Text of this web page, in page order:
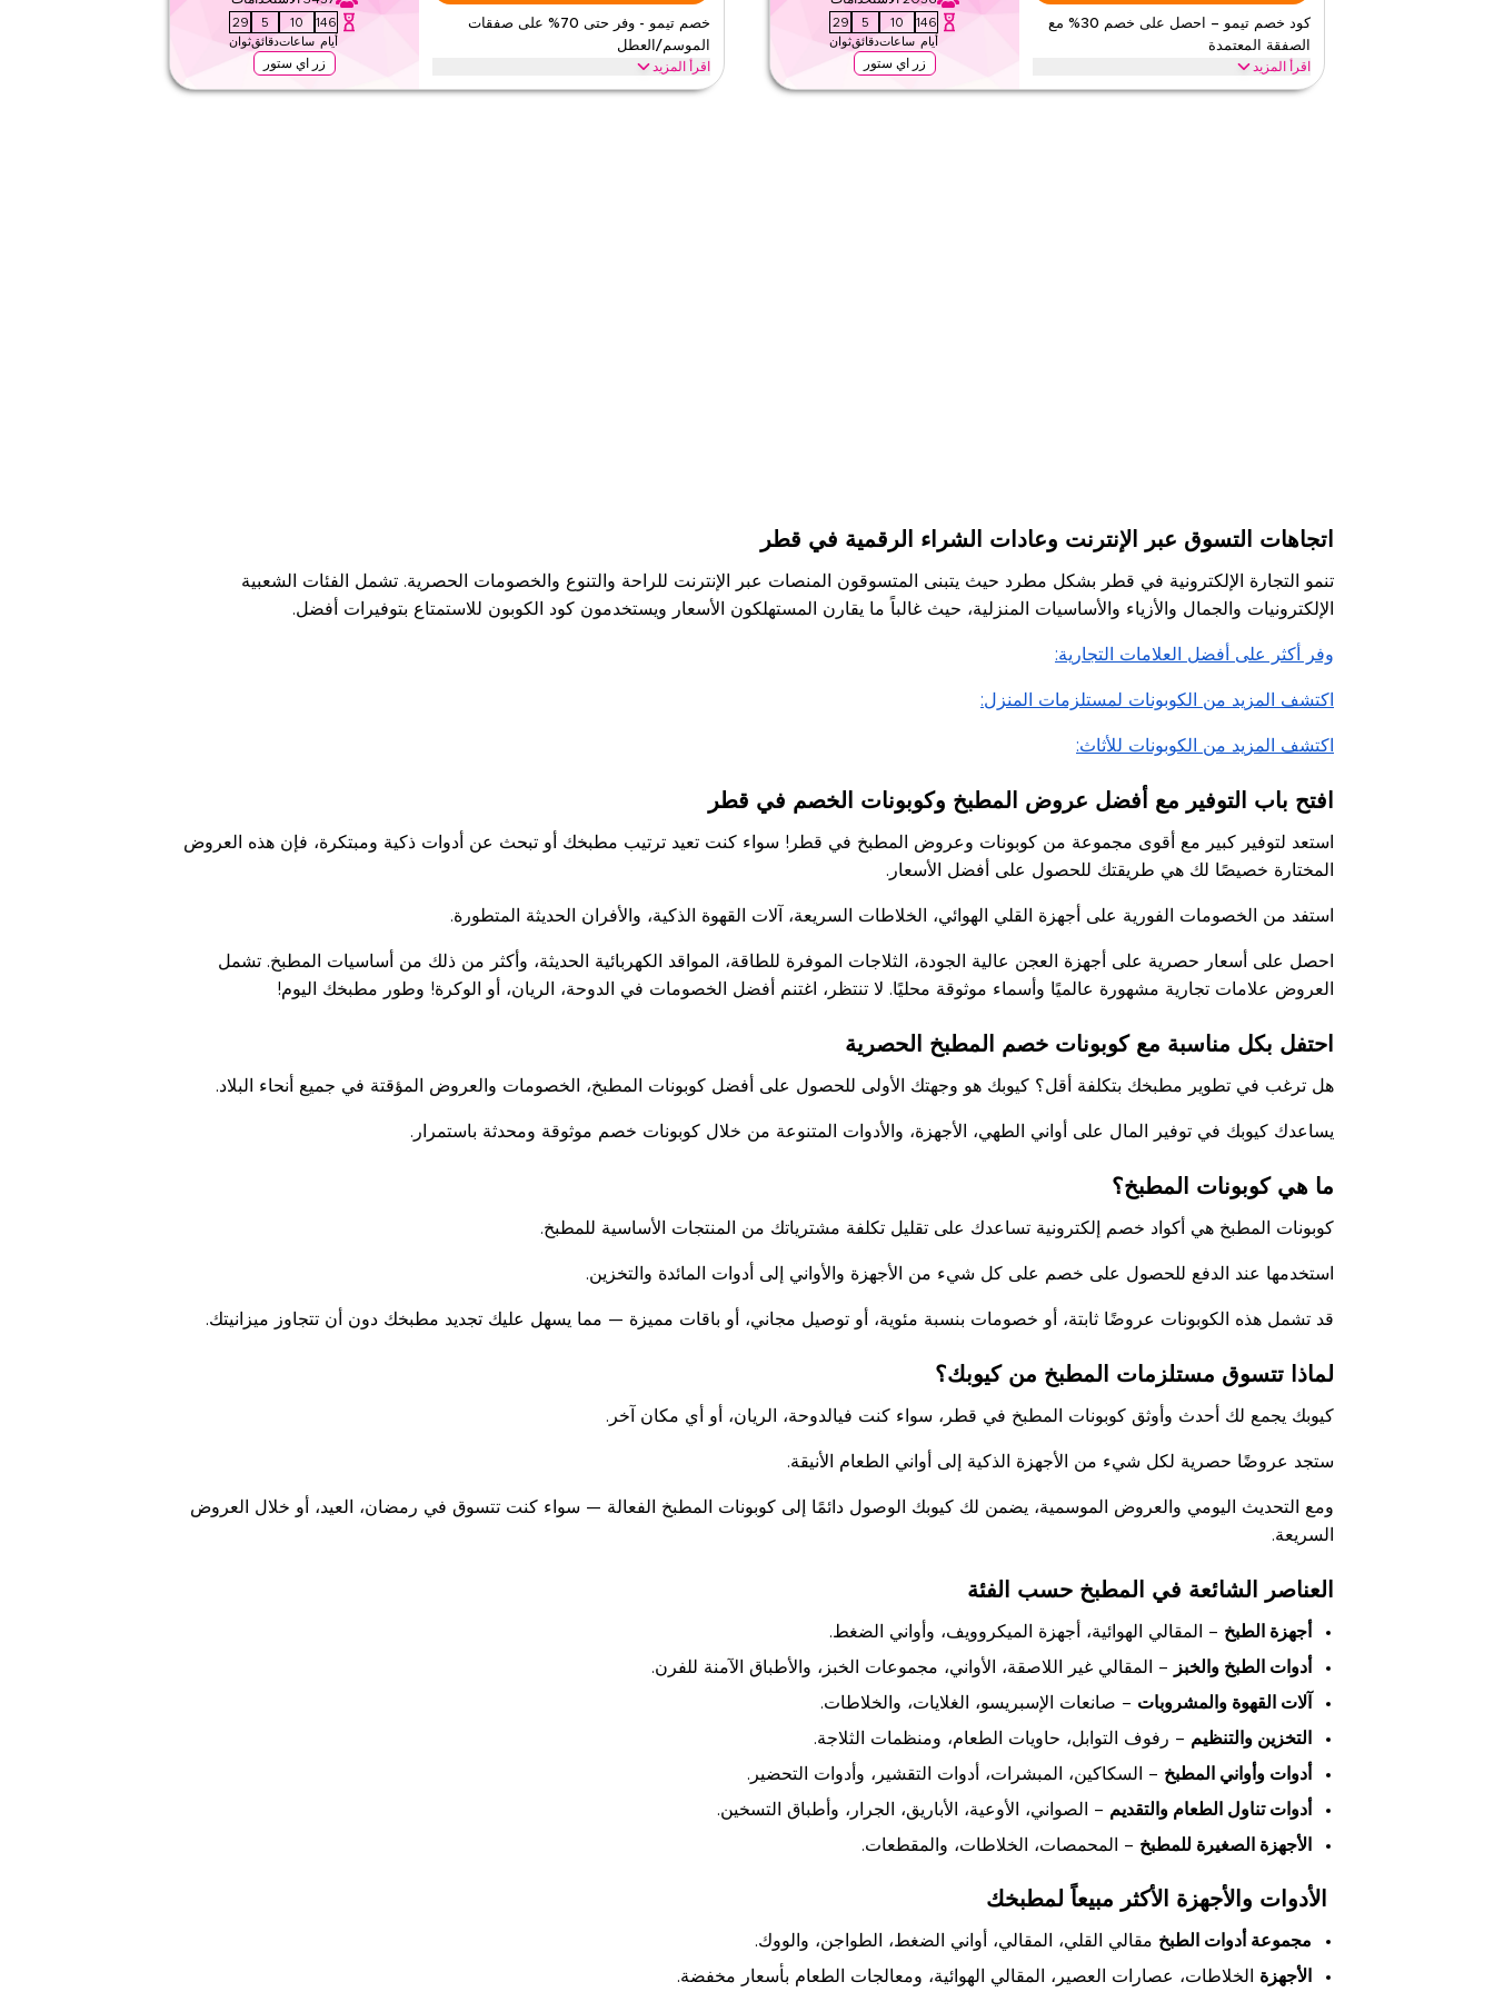
٤٫٥١ ٤٫٦٩
كود خصم تيمو – احصل على خصم 30% مع
الصفقة المعتمدة
اقرأ المزيد
146
أيام
10
ساعات
5
دقائق
28
ثوان
زر اي ستور
احصل على خصم 30% على جميع العناصر مع عرض تيمو المعتمد هذا. طبق عند الدفع للحصول على
خصم تيمو - وفر حتى 70% على صفقات
الموسم/العطل
اقرأ المزيد
146
أيام
10
ساعات
5
دقائق
28
ثوان
زر اي ستور
وفر حتى 70% مع كود كوبون تيمو هذا خلال المواسم الاحتفالية، بما في ذلك رمضان، العيد، الجمعة
اتجاهات التسوق عبر الإنترنت وعادات الشراء الرقمية في قطر
تنمو التجارة الإلكترونية في قطر بشكل مطرد حيث يتبنى المتسوقون المنصات عبر الإنترنت للراحة والتنوع والخصومات الحصرية. تشمل الفئات الشعبية
الإلكترونيات والجمال والأزياء والأساسيات المنزلية، حيث غالباً ما يقارن المستهلكون الأسعار ويستخدمون كود الكوبون للاستمتاع بتوفيرات أفضل.
وفر أكثر على أفضل العلامات التجارية:
اكتشف المزيد من الكوبونات لمستلزمات المنزل:
اكتشف المزيد من الكوبونات للأثاث:
افتح باب التوفير مع أفضل عروض المطبخ وكوبونات الخصم في قطر
استعد لتوفير كبير مع أقوى مجموعة من كوبونات وعروض المطبخ في قطر! سواء كنت تعيد ترتيب مطبخك أو تبحث عن أدوات ذكية ومبتكرة، فإن هذه العروض
المختارة خصيصًا لك هي طريقتك للحصول على أفضل الأسعار.
استفد من الخصومات الفورية على أجهزة القلي الهوائي، الخلاطات السريعة، آلات القهوة الذكية، والأفران الحديثة المتطورة.
احصل على أسعار حصرية على أجهزة العجن عالية الجودة، الثلاجات الموفرة للطاقة، المواقد الكهربائية الحديثة، وأكثر من ذلك من أساسيات المطبخ. تشمل
العروض علامات تجارية مشهورة عالميًا وأسماء موثوقة محليًا. لا تنتظر، اغتنم أفضل الخصومات في الدوحة، الريان، أو الوكرة! وطور مطبخك اليوم!
احتفل بكل مناسبة مع كوبونات خصم المطبخ الحصرية
هل ترغب في تطوير مطبخك بتكلفة أقل؟ كيوبك هو وجهتك الأولى للحصول على أفضل كوبونات المطبخ، الخصومات والعروض المؤقتة في جميع أنحاء البلاد.
يساعدك كيوبك في توفير المال على أواني الطهي، الأجهزة، والأدوات المتنوعة من خلال كوبونات خصم موثوقة ومحدثة باستمرار.
ما هي كوبونات المطبخ؟
كوبونات المطبخ هي أكواد خصم إلكترونية تساعدك على تقليل تكلفة مشترياتك من المنتجات الأساسية للمطبخ.
استخدمها عند الدفع للحصول على خصم على كل شيء من الأجهزة والأواني إلى أدوات المائدة والتخزين.
قد تشمل هذه الكوبونات عروضًا ثابتة، أو خصومات بنسبة مئوية، أو توصيل مجاني، أو باقات مميزة — مما يسهل عليك تجديد مطبخك دون أن تتجاوز ميزانيتك.
لماذا تتسوق مستلزمات المطبخ من كيوبك؟
كيوبك يجمع لك أحدث وأوثق كوبونات المطبخ في قطر، سواء كنت فيالدوحة، الريان، أو أي مكان آخر.
ستجد عروضًا حصرية لكل شيء من الأجهزة الذكية إلى أواني الطعام الأنيقة.
ومع التحديث اليومي والعروض الموسمية، يضمن لك كيوبك الوصول دائمًا إلى كوبونات المطبخ الفعالة — سواء كنت تتسوق في رمضان، العيد، أو خلال العروض
السريعة.
العناصر الشائعة في المطبخ حسب الفئة
أجهزة الطبخ – المقالي الهوائية، أجهزة الميكروويف، وأواني الضغط.
أدوات الطبخ والخبز
– المقالي غير اللاصقة، الأواني، مجموعات الخبز، والأطباق الآمنة للفرن.
آلات القهوة والمشروبات – صانعات الإسبريسو، الغلايات، والخلاطات.
التخزين والتنظيم – رفوف التوابل، حاويات الطعام، ومنظمات الثلاجة.
أدوات وأواني المطبخ – السكاكين، المبشرات، أدوات التقشير، وأدوات التحضير.
أدوات تناول الطعام والتقديم – الصواني، الأوعية، الأباريق، الجرار، وأطباق التسخين.
الأجهزة الصغيرة للمطبخ – المحمصات، الخلاطات، والمقطعات.
الأدوات والأجهزة الأكثر مبيعاً لمطبخك
مجموعة أدوات الطبخ مقالي القلي، المقالي، أواني الضغط، الطواجن، والووك.
الأجهزة الخلاطات، عصارات العصير، المقالي الهوائية، ومعالجات الطعام بأسعار مخفضة.